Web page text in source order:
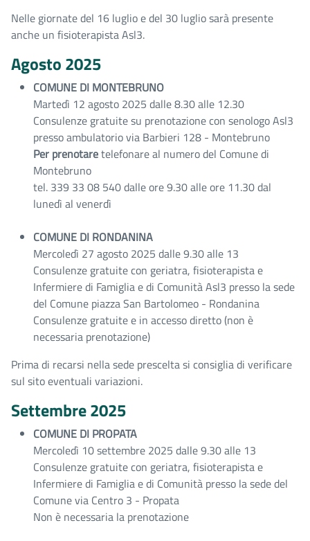
Nelle giornate del 16 luglio e del 30 luglio sarà presente
anche un fisioterapista Asl3.
Agosto 2025
COMUNE DI MONTEBRUNO
Martedì 12 agosto 2025 dalle 8.30 alle 12.30
Consulenze gratuite su prenotazione con senologo Asl3
presso ambulatorio via Barbieri 128 - Montebruno
Per prenotaretelefonare al numero del Comune di
Montebruno
tel. 339 33 08 540 dalle ore 9.30 alle ore 11.30 dal
lunedì al venerdì
COMUNE DI RONDANINA
Mercoledì 27 agosto 2025 dalle 9.30 alle 13
Consulenze gratuite con geriatra, fisioterapista e
Infermiere di Famiglia e di Comunità Asl3 presso la sede
del Comune piazza San Bartolomeo - Rondanina
Consulenze gratuite e in accesso diretto (non è
necessaria prenotazione)
Prima di recarsi nella sede prescelta si consiglia di verificare
sul sito eventuali variazioni.
Settembre 2025
COMUNE DI PROPATA
Mercoledì 10 settembre 2025 dalle 9.30 alle 13
Consulenze gratuite con geriatra, fisioterapista e
Infermiere di Famiglia e di Comunità presso la sede del
Comune via Centro 3 - Propata
Non è necessaria la prenotazione